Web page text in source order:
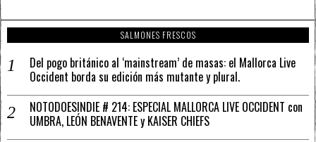
SALMONES FRESCOS
Del pogo británico al ‘mainstream’ de masas: el Mallorca Live
Occident borda su edición más mutante y plural.
NOTODOESINDIE # 214: ESPECIAL MALLORCA LIVE OCCIDENT con
UMBRA, LEÓN BENAVENTE y KAISER CHIEFS